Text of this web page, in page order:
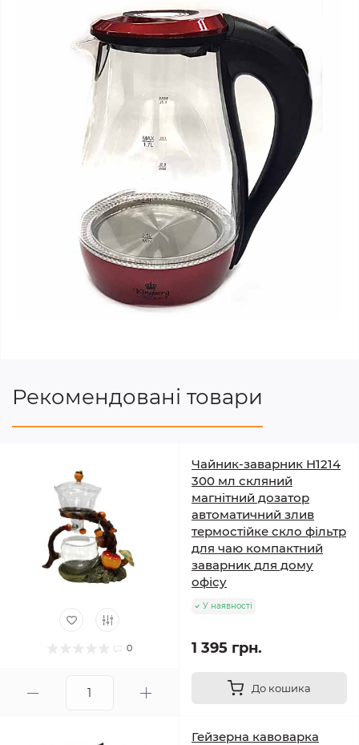
Рекомендовані товари
0
Чайник-заварник H1214
300 мл скляний
магнітний дозатор
автоматичний злив
термостійке скло фільтр
для чаю компактний
заварник для дому
офісу
У наявності
1 395 грн.
До кошика
Гейзерна кавоварка